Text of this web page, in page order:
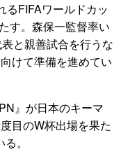
るFIFAワールドカッ
す。森保一監督率い
と親善試合を行うな
けて準備を進めてい
』が日本のキーマ
目のW杯出場を果た
。